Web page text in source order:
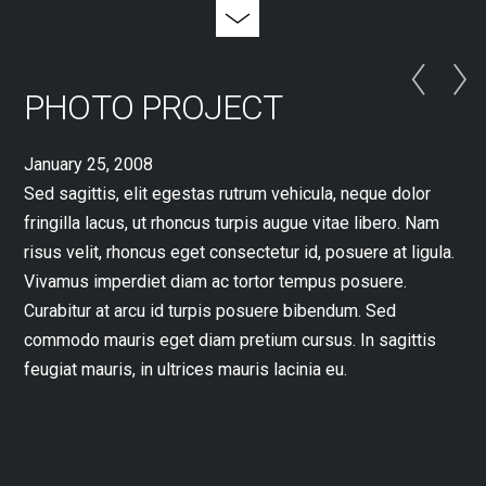
PHOTO PROJECT
January 25, 2008
Sed sagittis, elit egestas rutrum vehicula, neque dolor
fringilla lacus, ut rhoncus turpis augue vitae libero. Nam
risus velit, rhoncus eget consectetur id, posuere at ligula.
Vivamus imperdiet diam ac tortor tempus posuere.
Curabitur at arcu id turpis posuere bibendum. Sed
commodo mauris eget diam pretium cursus. In sagittis
feugiat mauris, in ultrices mauris lacinia eu.